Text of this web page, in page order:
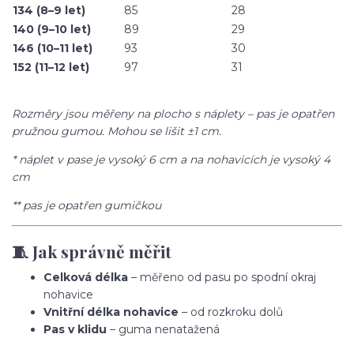
134 (8–9 let)
85
28
140 (9–10 let)
89
29
146 (10–11 let)
93
30
152 (11–12 let)
97 31
Rozměry jsou měřeny na plocho s náplety – pas je opatřen
pružnou gumou. Mohou se lišit ±1 cm.
* náplet v pase je vysoký 6 cm a na nohavicích je vysoký 4
cm
** pas je opatřen gumičkou
🧵 Jak správně měřit
Celková délka – měřeno od pasu po spodní okraj
nohavice
Vnitřní délka nohavice – od rozkroku dolů
Pas v klidu – guma nenatažená